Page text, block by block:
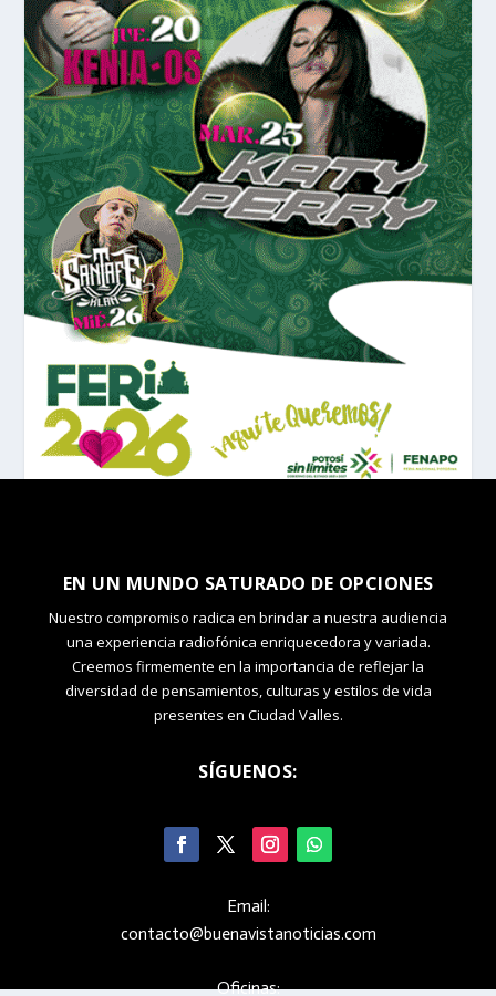
EN UN MUNDO SATURADO DE OPCIONES
Nuestro compromiso radica en brindar a nuestra audiencia
una experiencia radiofónica enriquecedora y variada.
Creemos firmemente en la importancia de reflejar la
diversidad de pensamientos, culturas y estilos de vida
presentes en Ciudad Valles.
SÍGUENOS:
Email:
contacto@buenavistanoticias.com
Oficinas: